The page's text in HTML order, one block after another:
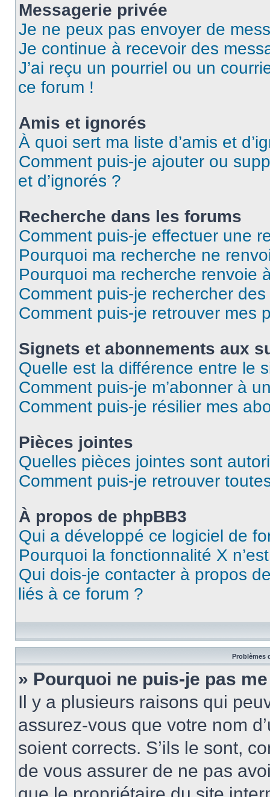
Messagerie privée
Je ne peux pas envoyer de
Je continue à recevoir des
J’ai reçu un pourriel ou un
ce forum !
Amis et ignorés
À quoi sert ma liste d’amis et
Comment puis-je ajouter ou
et d’ignorés ?
Recherche dans les forums
Comment puis-je effectuer une
Pourquoi ma recherche ne
Pourquoi ma recherche renvoie
Comment puis-je rechercher
Comment puis-je retrouver mes
Signets et abonnements aux
Quelle est la différence entre le
Comment puis-je m’abonner à
Comment puis-je résilier mes
Pièces jointes
Quelles pièces jointes sont
Comment puis-je retrouver
À propos de phpBB3
Qui a développé ce logiciel de
Pourquoi la fonctionnalité X
Qui dois-je contacter à propos
liés à ce forum ?
Problèmes
» Pourquoi ne puis-je pas
Il y a plusieurs raisons qui
assurez-vous que votre nom
soient corrects. S’ils le sont,
de vous assurer de ne pas